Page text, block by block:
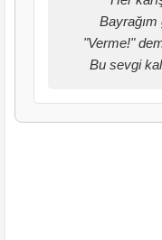
Bayrağım
"Verme!"
Bu sevgi